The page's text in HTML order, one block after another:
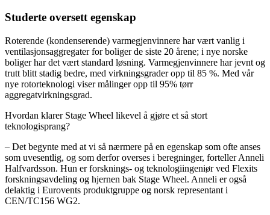
Studerte oversett egenskap
Roterende (kondenserende) varmegjenvinnere har vært vanlig i
ventilasjonsaggregater for boliger de siste 20 årene; i nye norske
boliger har det vært standard løsning. Varmegjenvinnere har jevnt og
trutt blitt stadig bedre, med virkningsgrader opp til 85 %. Med vår
nye rotorteknologi viser målinger opp til 95% tørr
aggregatvirkningsgrad.
Hvordan klarer Stage Wheel likevel å gjøre et så stort
teknologisprang?
– Det begynte med at vi så nærmere på en egenskap som ofte anses
som uvesentlig, og som derfor overses i beregninger, forteller Anneli
Halfvardsson. Hun er forsknings- og teknologiingeniør ved Flexits
forskningsavdeling og hjernen bak Stage Wheel. Anneli er også
delaktig i Eurovents produktgruppe og norsk representant i
CEN/TC156 WG2.